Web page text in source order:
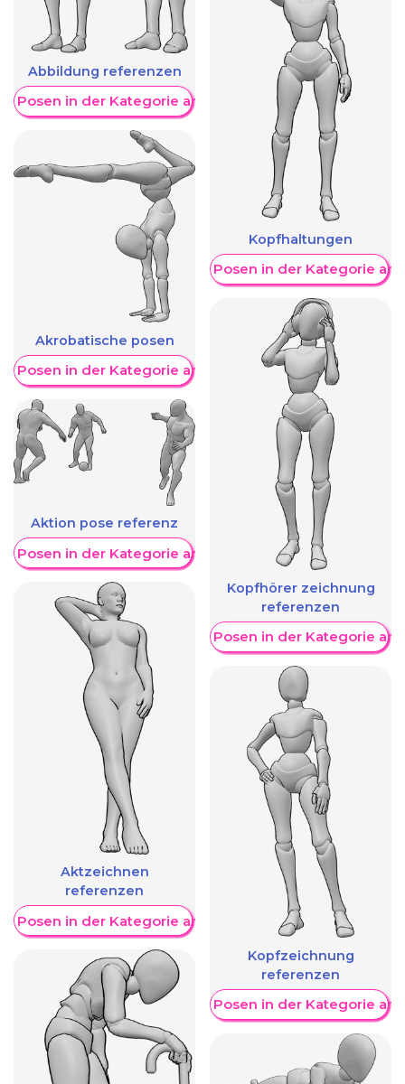
Abbildung referenzen
Posen in der Kategorie anzeigen
Akrobatische posen
Posen in der Kategorie anzeigen
Aktion pose referenz
Posen in der Kategorie anzeigen
Aktzeichnen
referenzen
Posen in der Kategorie anzeigen
Kopfhaltungen
Weitere Posen in der Kategorie
Kopfhörer zeichnung
referenzen
Weitere Posen in der Kategorie
Kopfzeichnung
referenzen
Weitere Posen in der Kategorie